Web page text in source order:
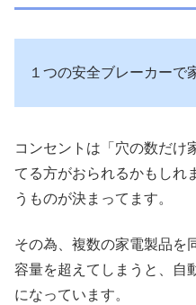
１つの安全ブレーカーで
コンセントは「穴の数だけ
てる方がおられるかもしれ
うものが決まってます。
その為、複数の家電製品を
容量を超えてしまうと、自
になっています。